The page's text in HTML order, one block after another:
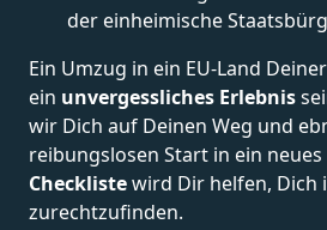
der einheimische
Ein Umzug in ein EU-Land
ein unvergessliches Erlebnis
wir Dich auf Deinen Weg und
reibungslosen Start in ein neues
Checklistewird Dir helfen, Dich
zurechtzufinden.